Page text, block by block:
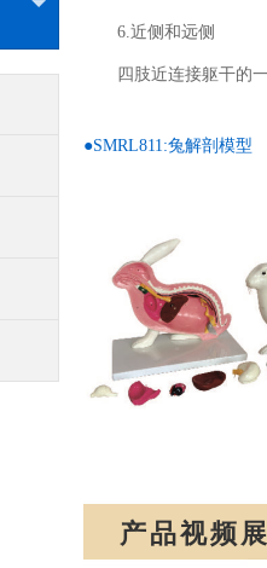
6.近侧和远侧
四肢近连接躯干的
●SMRL811:兔解剖模型
产品视频